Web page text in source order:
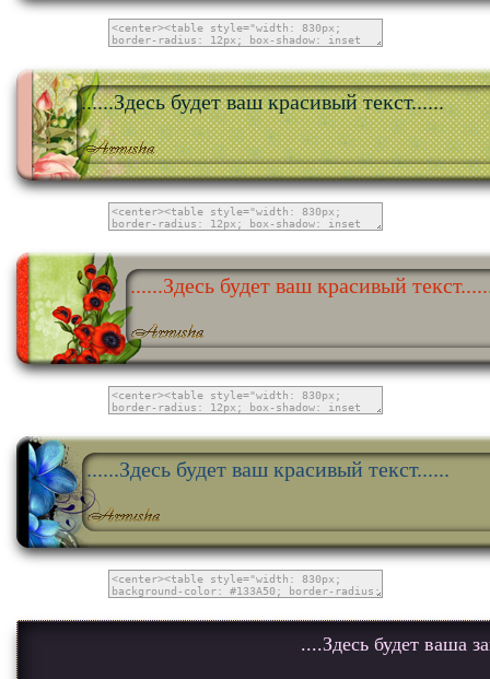
......Здесь будет ваш красивый текст......
......Здесь будет ваш красивый
......Здесь будет ваш красивый текст......
....Здесь будет ваша